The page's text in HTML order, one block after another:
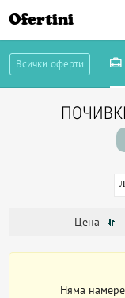
Ofertini
Всички оферти
Цена
Няма